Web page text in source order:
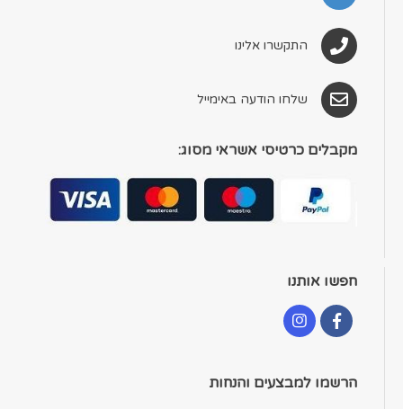
התקשרו אלינו
שלחו הודעה באימייל
מקבלים כרטיסי אשראי מסוג:
חפשו אותנו
הרשמו למבצעים והנחות